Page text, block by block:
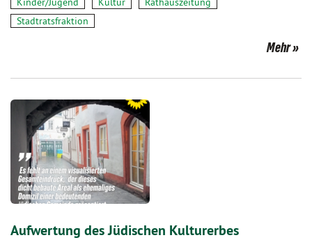
Stadtratsfraktion
Mehr
Aufwertung des Jüdischen Kulturerbes